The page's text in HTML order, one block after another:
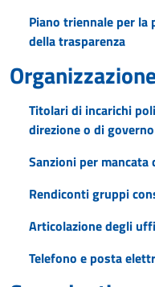
Piano triennale per la
della trasparenza
Titolari di incarichi
direzione o di governo
Sanzioni per
Rendiconti gruppi
Articolazione degli
Telefono e posta